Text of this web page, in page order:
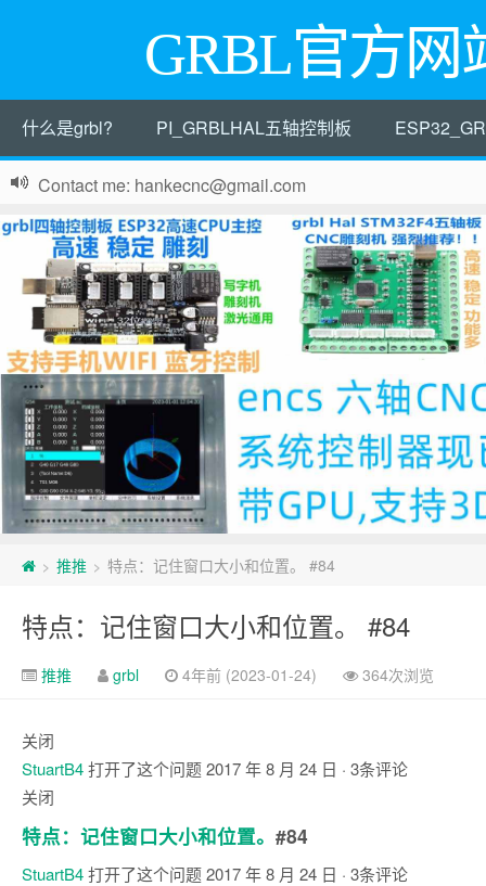
GRBL官方网
什么是grbl? PI_GRBLHAL五轴控制板
Contact me: hankecnc@gmail.com
> 推推 > 特点：记住窗口大小和位置。 #84
特点：记住窗口大小和位置。 #84
推推 grbl 4年前 (2023-01-24) 364次浏览
关闭
StuartB4打开了这个问题2017 年 8 月 24 日 · 3条评论
关闭
特点：记住窗口大小和位置。 #84
StuartB4打开了这个问题2017 年 8 月 24 日 · 3条评论